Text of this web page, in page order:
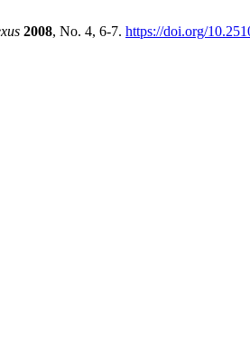
2008, No. 4, 6-7. https://doi.org/